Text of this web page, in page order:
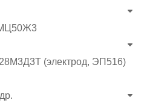
(электрод, ЭП516)